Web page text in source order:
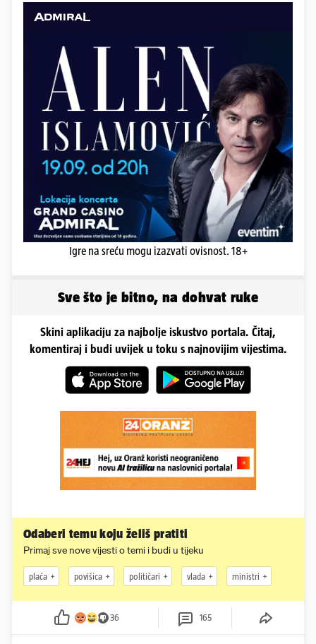
Igre na sreću mogu izazvati ovisnost. 18+
Sve što je bitno, na dohvat ruke
Skini aplikaciju za najbolje iskustvo portala. Čitaj,
komentiraj i budi uvijek u toku s najnovijim vijestima.
Odaberi temu koju želiš pratiti
Primaj sve nove vijesti o temi i budi u tijeku
plaća povišica političari vlada ministri
36 165